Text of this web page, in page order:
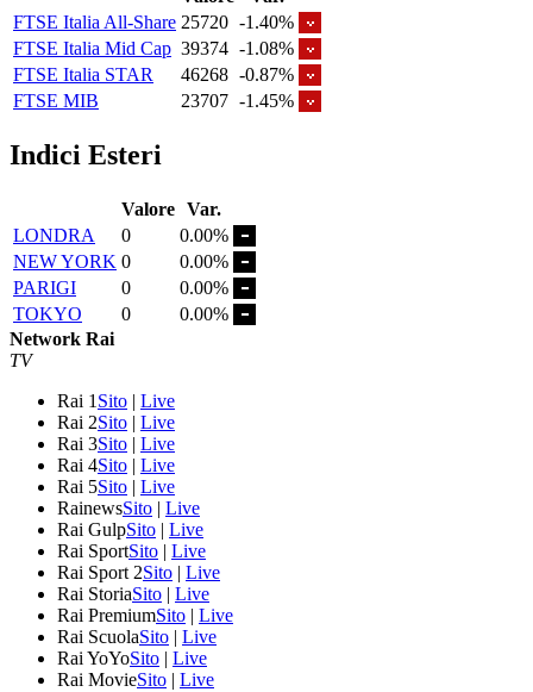
FTSE Italia All-Share 25720 -1.40%
FTSE Italia Mid Cap 39374 -1.08%
FTSE Italia STAR
46268 -0.87%
FTSE MIB
23707 -1.45%
Indici Esteri
Valore Var.
LONDRA
0
0.00%
NEW YORK 0
0.00%
PARIGI
0
0.00%
TOKYO
0
0.00%
Network Rai
TV
Rai 1 Sito | Live
Rai 2Sito | Live
Rai 3Sito | Live
Rai 4Sito | Live
Rai 5Sito | Live
RainewsSito | Live
Rai GulpSito | Live
Rai SportSito | Live
Rai Sport 2Sito | Live
Rai StoriaSito | Live
Rai PremiumSito | Live
Rai ScuolaSito | Live
Rai YoYoSito | Live
Rai MovieSito | Live